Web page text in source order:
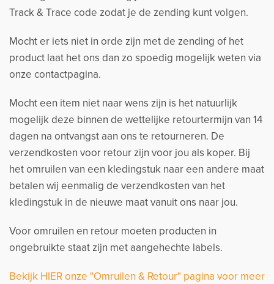
Track & Trace code zodat je de zending kunt volgen.
Mocht er iets niet in orde zijn met de zending of het
product laat het ons dan zo spoedig mogelijk weten via
onze contactpagina.
Mocht een item niet naar wens zijn is het natuurlijk
mogelijk deze binnen de wettelijke retourtermijn van 14
dagen na ontvangst aan ons te retourneren. De
verzendkosten voor retour zijn voor jou als koper. Bij
het omruilen van een kledingstuk naar een andere maat
betalen wij eenmalig de verzendkosten van het
kledingstuk in de nieuwe maat vanuit ons naar jou.
Voor omruilen en retour moeten producten in
ongebruikte staat zijn met aangehechte labels.
Bekijk HIER onze "Omruilen & Retour" pagina voor meer